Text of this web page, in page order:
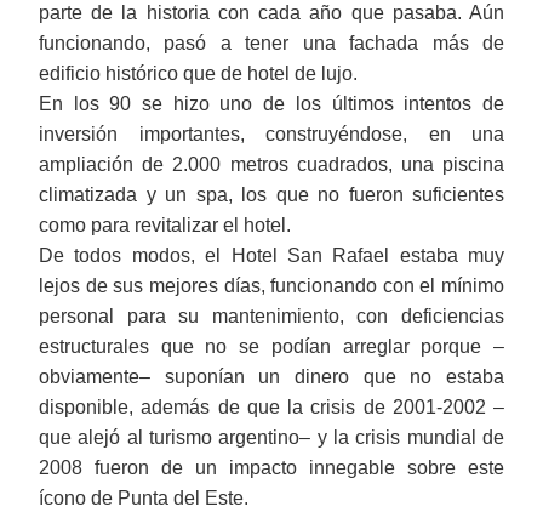
parte de la historia con cada año que pasaba. Aún
funcionando, pasó a tener una fachada más de
edificio histórico que de hotel de lujo.
En los 90 se hizo uno de los últimos intentos de
inversión importantes, construyéndose, en una
ampliación de 2.000 metros cuadrados, una piscina
climatizada y un spa, los que no fueron suficientes
como para revitalizar el hotel.
De todos modos, el Hotel San Rafael estaba muy
lejos de sus mejores días, funcionando con el mínimo
personal para su mantenimiento, con deficiencias
estructurales que no se podían arreglar porque ‒
obviamente‒ suponían un dinero que no estaba
disponible, además de que la crisis de 2001-2002 ‒
que alejó al turismo argentino‒ y la crisis mundial de
2008 fueron de un impacto innegable sobre este
ícono de Punta del Este.